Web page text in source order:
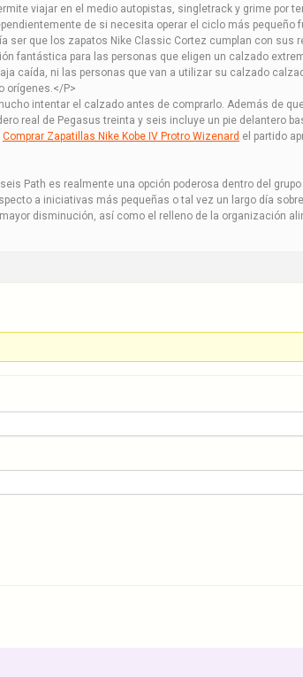
viajar en el medio autopistas, singletrack y grime por
de si necesita operar el ciclo más pequeño
ser que los zapatos Nike Classic Cortez cumplan con sus
fantástica para las personas que eligen un calzado
caída, ni las personas que van a utilizar su calzado
orígenes.</P>
intentar el calzado antes de comprarlo. Además de
real de Pegasus treinta y seis incluye un pie delantero
Comprar Zapatillas Nike Kobe IV Protro Wizenard el partido
Path es realmente una opción poderosa dentro del
a iniciativas más pequeñas o tal vez un largo día
disminución, así como el relleno de la organización